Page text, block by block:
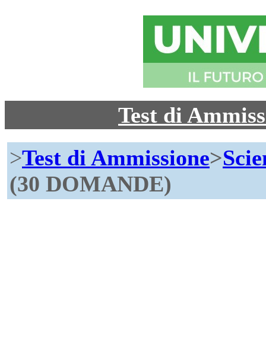
Test di
>Test di Ammissione>
(30 DOMANDE)